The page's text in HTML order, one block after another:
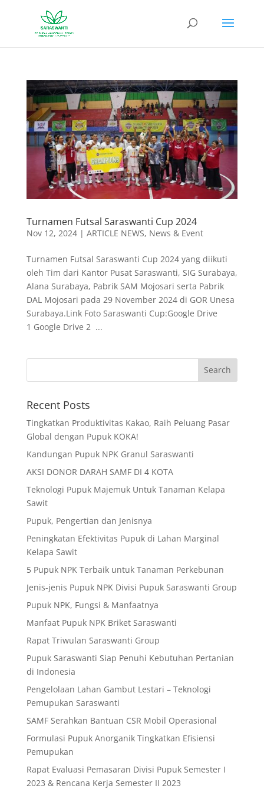
Turnamen Futsal Saraswanti Cup 2024
Nov 12, 2024| ARTICLE NEWS, News & Event
Turnamen Futsal Saraswanti Cup 2024 yang diikuti
oleh Tim dari Kantor Pusat Saraswanti, SIG Surabaya,
Alana Surabaya, Pabrik SAM Mojosari serta Pabrik
DAL Mojosari pada 29 November 2024 di GOR Unesa
Surabaya.Link Foto Saraswanti Cup:Google Drive
1 Google Drive 2 ...
Recent Posts
Tingkatkan Produktivitas Kakao, Raih Peluang Pasar
Global dengan Pupuk KOKA!
Kandungan Pupuk NPK Granul Saraswanti
AKSI DONOR DARAH SAMF DI 4 KOTA
Teknologi Pupuk Majemuk Untuk Tanaman Kelapa
Sawit
Pupuk, Pengertian dan Jenisnya
Peningkatan Efektivitas Pupuk di Lahan Marginal
Kelapa Sawit
5 Pupuk NPK Terbaik untuk Tanaman Perkebunan
Jenis-jenis Pupuk NPK Divisi Pupuk Saraswanti Group
Pupuk NPK, Fungsi & Manfaatnya
Manfaat Pupuk NPK Briket Saraswanti
Rapat Triwulan Saraswanti Group
Pupuk Saraswanti Siap Penuhi Kebutuhan Pertanian
di Indonesia
Pengelolaan Lahan Gambut Lestari – Teknologi
Pemupukan Saraswanti
SAMF Serahkan Bantuan CSR Mobil Operasional
Formulasi Pupuk Anorganik Tingkatkan Efisiensi
Pemupukan
Rapat Evaluasi Pemasaran Divisi Pupuk Semester I
2023 & Rencana Kerja Semester II 2023